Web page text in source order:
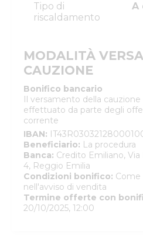
Tipo di
riscaldamento
A
MODALITÀ
CAUZIONE
Bonifico bancario
Il versamento della cauzione
effettuato da parte degli
corrente
IBAN:
Beneficiario: La procedura
Banca: Credito Emiliano,
4, Reggio Emilia
Condizioni bonifico:
nell'avviso di vendita
Termine offerte con
20/10/2025, 12:00